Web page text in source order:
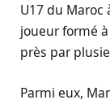
U17 du Maroc
joueur formé
près par
Parmi eux,